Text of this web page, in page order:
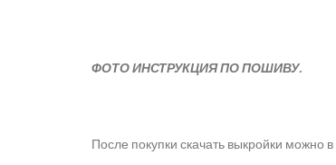
ФОТО ИНСТРУКЦИЯ ПО ПОШИВУ.
После покупки скачать выкройки можно